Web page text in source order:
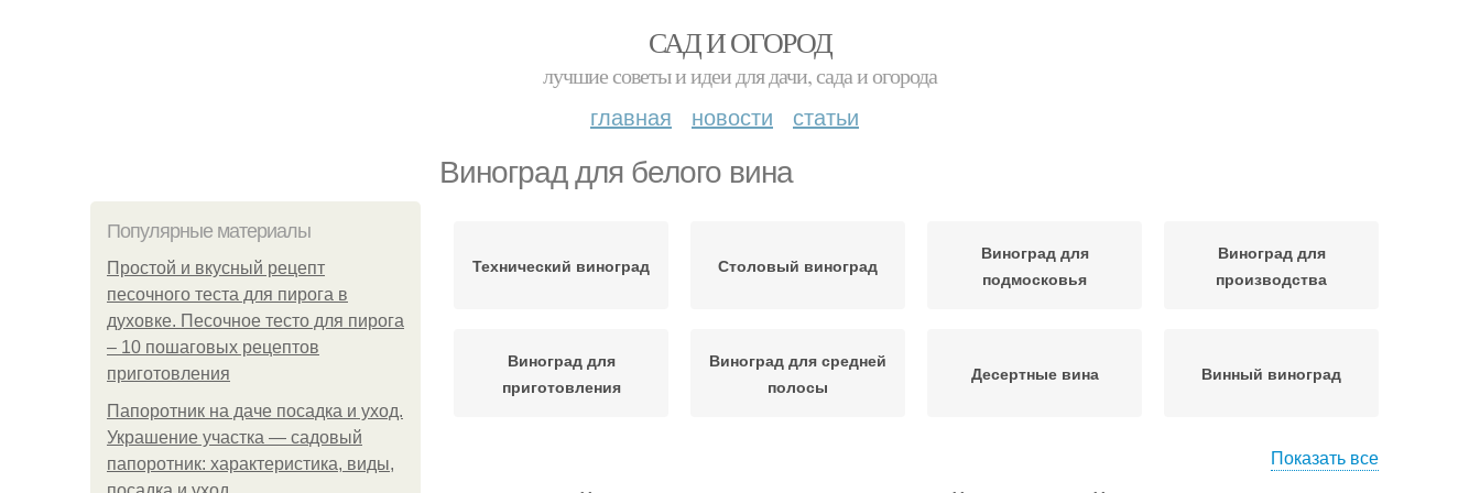
САД И ОГОРОД
лучшие советы и идеи для дачи, сада и огорода
главная новости статьи
Виноград для белого вина
Популярные материалы
Простой и вкусный рецепт
песочного теста для пирога в
духовке. Песочное тесто для пирога
– 10 пошаговых рецептов
приготовления
Папоротник на даче посадка и уход.
Украшение участка — садовый
папоротник: характеристика, виды,
Технический виноград Столовый виноград
Виноград для
подмосковья
Виноград для
производства
Виноград для
приготовления
Виноград для средней
полосы
Десертные вина Винный виноград
Показать все